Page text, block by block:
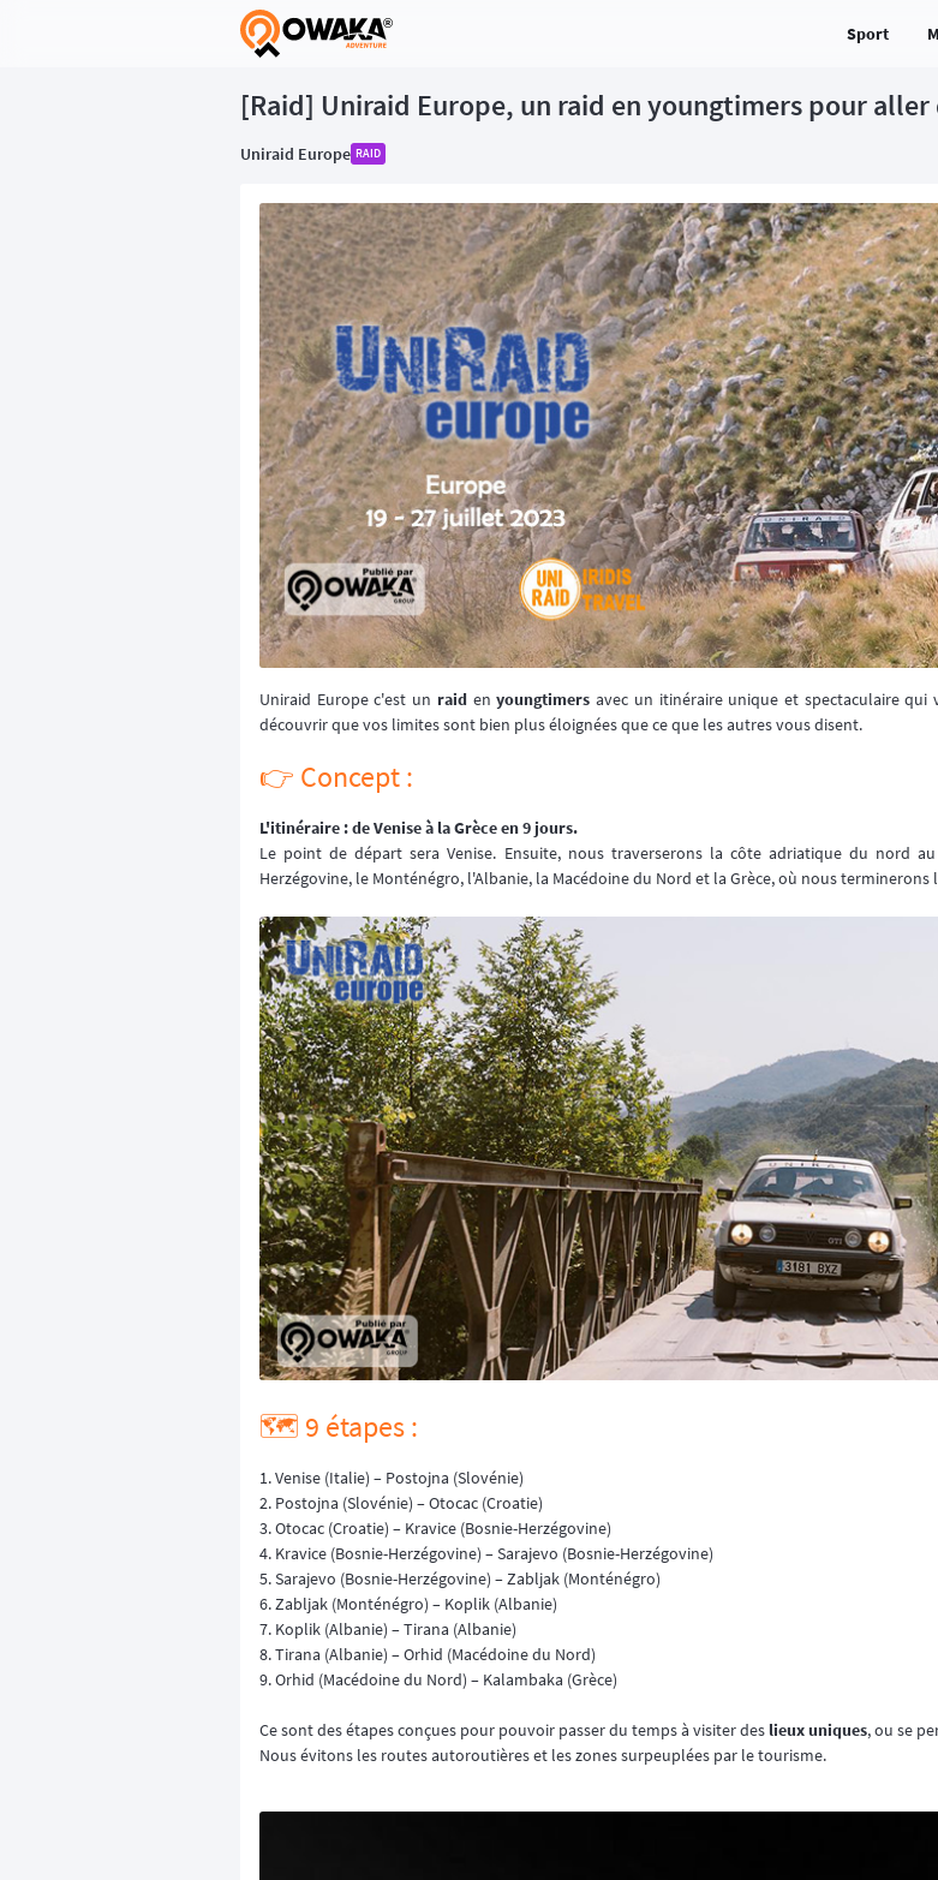
® Sport
[Raid] Uniraid Europe, un raid en youngtimers pour aller
Uniraid Europe RAID
Uniraid Europe c'est un raid enyoungtimersavec un itinéraire unique et spectaculaire
découvrir que vos limites sont bien plus éloignées que ce que les autres vous disent.
👉️ Concept :
L'itinéraire : de Venise à la Grèce en 9 jours.
Le point de départ sera Venise. Ensuite, nous traverserons la côte adriatique du nord
Herzégovine, le Monténégro, l'Albanie, la Macédoine du Nord et la Grèce, où nous terminerons
🗺️ 9 étapes :
1. Venise (Italie) – Postojna (Slovénie)
2. Postojna (Slovénie) – Otocac (Croatie)
3. Otocac (Croatie) – Kravice (Bosnie-Herzégovine)
4. Kravice (Bosnie-Herzégovine) – Sarajevo (Bosnie-Herzégovine)
5. Sarajevo (Bosnie-Herzégovine) – Zabljak (Monténégro)
6. Zabljak (Monténégro) – Koplik (Albanie)
7. Koplik (Albanie) – Tirana (Albanie)
8. Tirana (Albanie) – Orhid (Macédoine du Nord)
9. Orhid (Macédoine du Nord) – Kalambaka (Grèce)
Ce sont des étapes conçues pour pouvoir passer du temps à visiter des lieux uniques, ou se
Nous évitons les routes autoroutières et les zones surpeuplées par le tourisme.